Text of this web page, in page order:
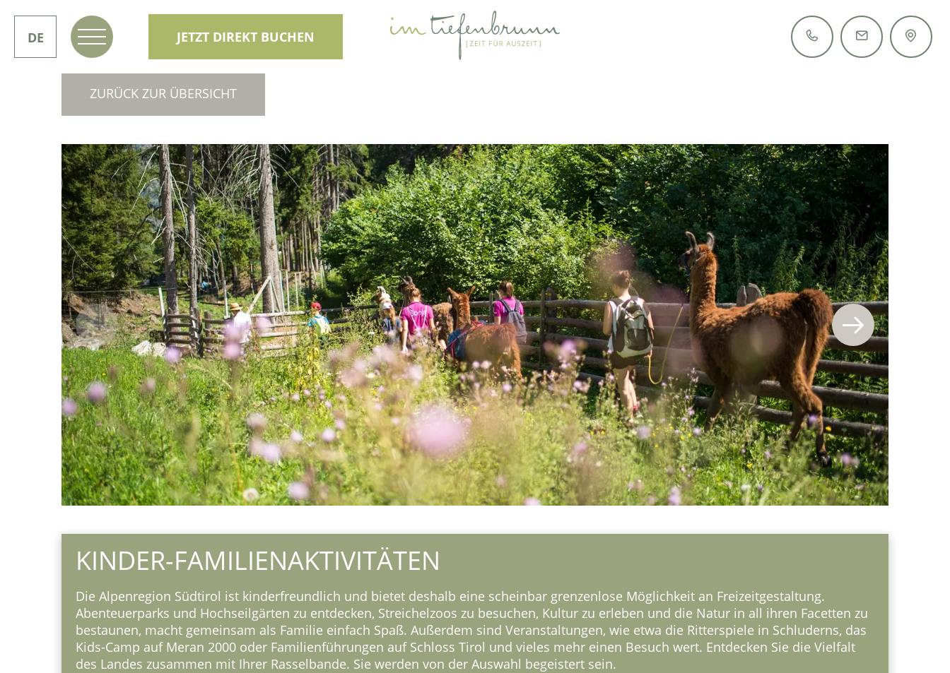
DE JETZT DIREKT BUCHEN
ZURÜCK ZUR ÜBERSICHT
KINDER-FAMILIENAKTIVITÄTEN
Die Alpenregion Südtirol ist kinderfreundlich und bietet deshalb eine scheinbar grenzenlose Möglichkeit an Freizeitgestaltung.
Abenteuerparks und Hochseilgärten zu entdecken, Streichelzoos zu besuchen, Kultur zu erleben und die Natur in all ihren Facetten zu
bestaunen, macht gemeinsam als Familie einfach Spaß. Außerdem sind Veranstaltungen, wie etwa die Ritterspiele in Schluderns, das
Kids-Camp auf Meran 2000 oder Familienführungen auf Schloss Tirol und vieles mehr einen Besuch wert. Entdecken Sie die Vielfalt
des Landes zusammen mit Ihrer Rasselbande. Sie werden von der Auswahl begeistert sein.